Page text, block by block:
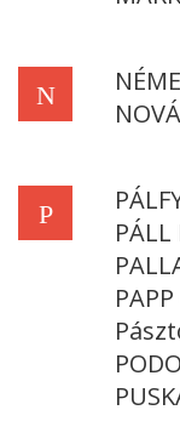
N
P
PÁLL